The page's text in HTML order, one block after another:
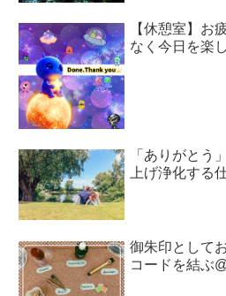
【休憩室】お
なく今日を楽
「ありがとう
上げ浄化する
御朱印として
コードを結ぶ